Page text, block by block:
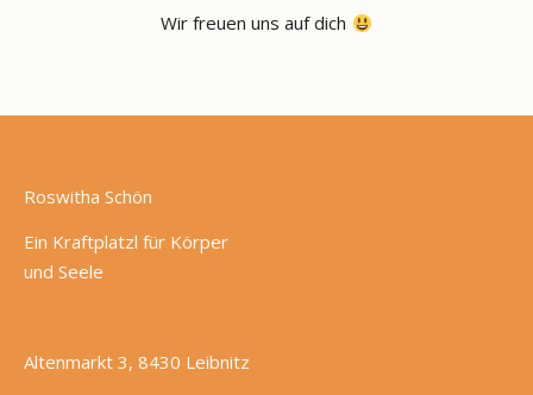
Wir freuen uns auf dich
Roswitha Schön
Ein Kraftplatzl für Körper
und Seele
Altenmarkt 3, 8430 Leibnitz